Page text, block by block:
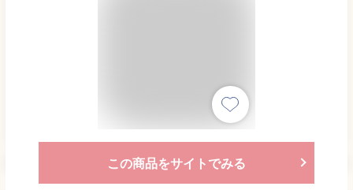
この商品をサイトでみる